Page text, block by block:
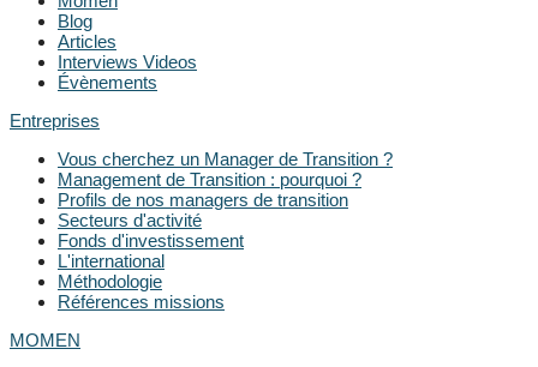
Blog
Articles
Interviews Videos
Évènements
Entreprises
Vous cherchez un Manager de Transition ?
Management de Transition : pourquoi ?
Profils de nos managers de transition
Secteurs d'activité
Fonds d'investissement
L'international
Méthodologie
Références missions
MOMEN